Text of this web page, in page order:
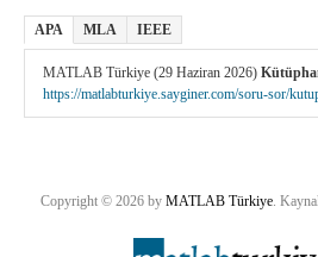
APA MLA IEEE
MATLAB Türkiye (29 Haziran 2026)
https://matlabturkiye.sayginer.com/soru-sor/
Copyright © 2026 by MATLAB Türkiye .